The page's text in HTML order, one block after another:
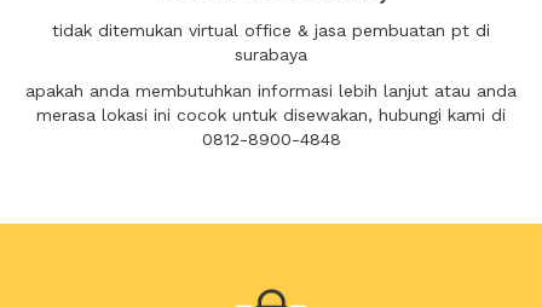
tidak ditemukan virtual office & jasa pembuatan pt di
surabaya
apakah anda membutuhkan informasi lebih lanjut atau anda
merasa lokasi ini cocok untuk disewakan, hubungi kami di
0812-8900-4848